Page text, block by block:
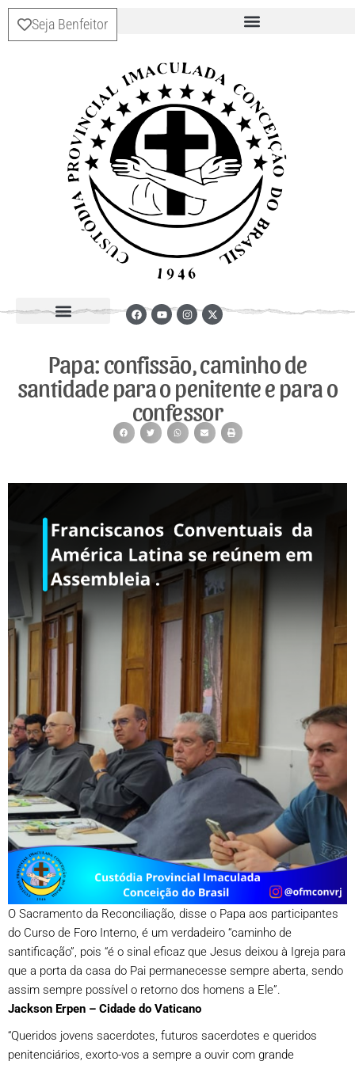
Seja Benfeitor
Papa: confissão, caminho de
santidade para o penitente e para o
confessor
O Sacramento da Reconciliação, disse o Papa aos participantes
do Curso de Foro Interno, é um verdadeiro “caminho de
santificação”, pois “é o sinal eficaz que Jesus deixou à Igreja para
que a porta da casa do Pai permanecesse sempre aberta, sendo
assim sempre possível o retorno dos homens a Ele”.
Jackson Erpen – Cidade do Vaticano
“Queridos jovens sacerdotes, futuros sacerdotes e queridos
penitenciários, exorto-vos a sempre a ouvir com grande